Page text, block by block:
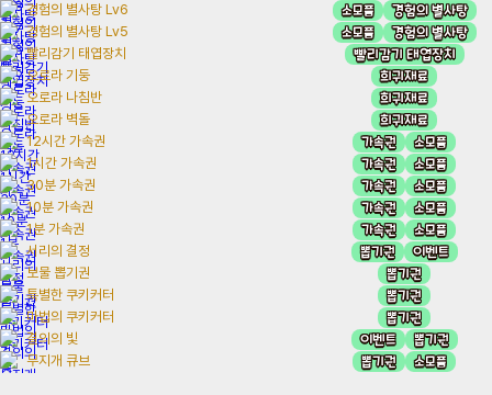
경험의 별사탕 Lv6 소모품 경험의 별사탕
경험의 별사탕 Lv5 소모품 경험의 별사탕
빨리감기 태엽장치 빨리감기 태엽장치
오로라 기둥 희귀재료
오로라 나침반 희귀재료
오로라 벽돌 희귀재료
12시간 가속권 가속권 소모품
1시간 가속권 가속권 소모품
30분 가속권 가속권 소모품
10분 가속권 가속권 소모품
1분 가속권 가속권 소모품
서리의 결정 뽑기권 이벤트
보물 뽑기권 뽑기권
특별한 쿠키커터 뽑기권
마법의 쿠키커터 뽑기권
결의의 빛 이벤트 뽑기권
무지개 큐브 뽑기권 소모품